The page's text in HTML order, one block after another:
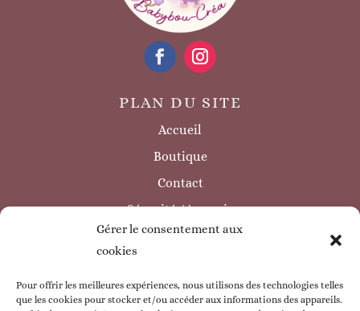
Gérer le consentement aux
cookies
Pour offrir les meilleures expériences, nous utilisons des technologies telles
que les cookies pour stocker et/ou accéder aux informations des appareils.
PLAN DU SITE
Accueil
Boutique
Contact
Sécurité / à savoir
INFORMATIONS LÉGALES
Mentions légales
Politique de confidentialité